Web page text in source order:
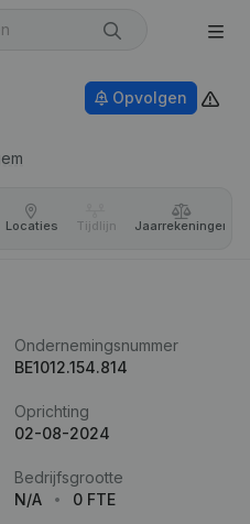
Opvolgen
Locaties Tijdlijn Jaar­rekeningen
Ondernemingsnummer
BE1012.154.814
Oprichting
02-08-2024
Bedrijfsgrootte
N/A
0 FTE